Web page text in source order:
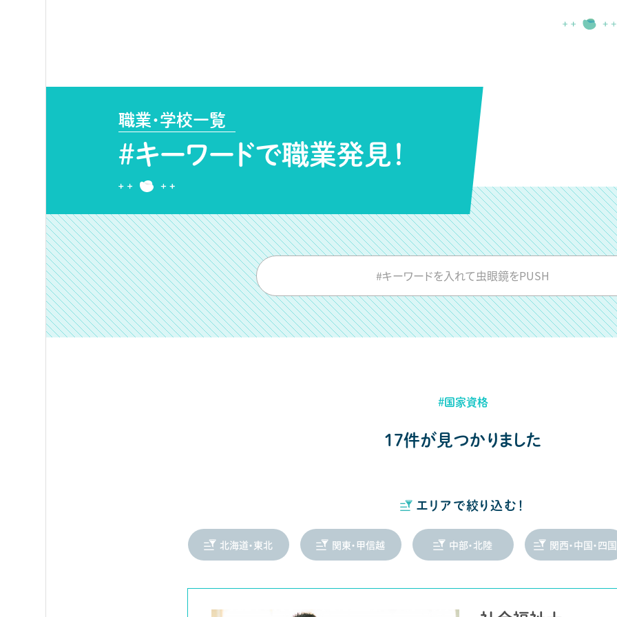
職業・学校一覧
#キーワードで職業発見！
#キーワードを入れて虫眼鏡をPUSH
#国家資格
17件が見つかりました
エリアで絞り込む！
北海道・東北 関東・甲信越 中部・北陸 関西・中国・四国